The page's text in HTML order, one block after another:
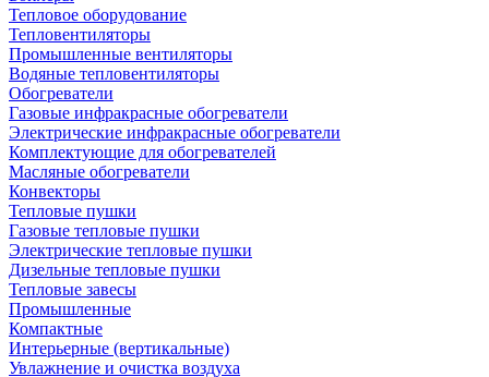
Тепловое оборудование
Тепловентиляторы
Промышленные вентиляторы
Водяные тепловентиляторы
Обогреватели
Газовые инфракрасные обогреватели
Электрические инфракрасные обогреватели
Комплектующие для обогревателей
Масляные обогреватели
Конвекторы
Тепловые пушки
Газовые тепловые пушки
Электрические тепловые пушки
Дизельные тепловые пушки
Тепловые завесы
Промышленные
Компактные
Интерьерные (вертикальные)
Увлажнение и очистка воздуха